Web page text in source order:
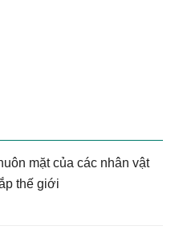
mặt của các nhân vật
thế giới